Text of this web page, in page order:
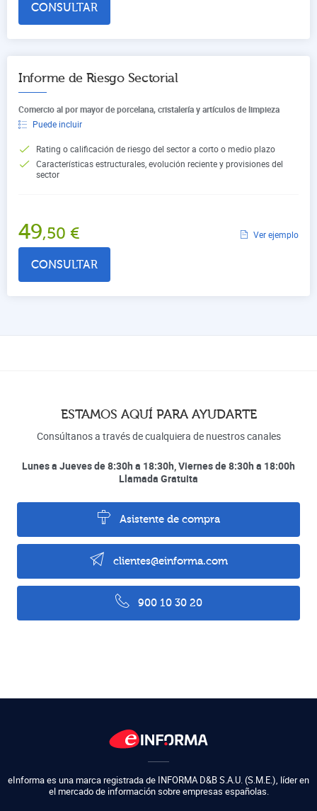
CONSULTAR
Informe de Riesgo Sectorial
Comercio al por mayor de porcelana, cristalería y artículos de limpieza
Puede incluir
Rating o calificación de riesgo del sector a corto o medio plazo
Características estructurales, evolución reciente y provisiones del
sector
49,50 € Ver ejemplo
CONSULTAR
ESTAMOS AQUÍ PARA AYUDARTE
Consúltanos a través de cualquiera de nuestros canales
Lunes a Jueves de 8:30h a 18:30h, Viernes de 8:30h a 18:00h
Llamada Gratuita
Asistente de compra
clientes@einforma.com
900 10 30 20
eInforma es una marca registrada de INFORMA D&B S.A.U. (S.M.E.), líder en
el mercado de información sobre empresas españolas.